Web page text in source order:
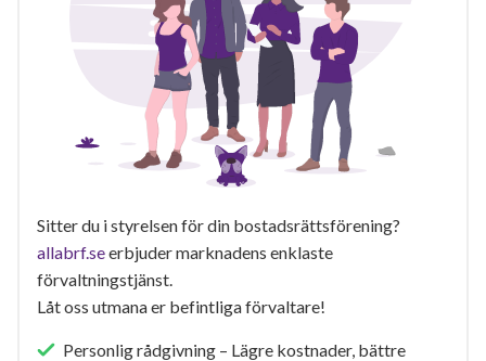
Sitter du i styrelsen för din bostadsrättsförening?
allabrf.seerbjuder marknadens enklaste
förvaltningstjänst.
Låt oss utmana er befintliga förvaltare!
Personlig rådgivning – Lägre kostnader, bättre